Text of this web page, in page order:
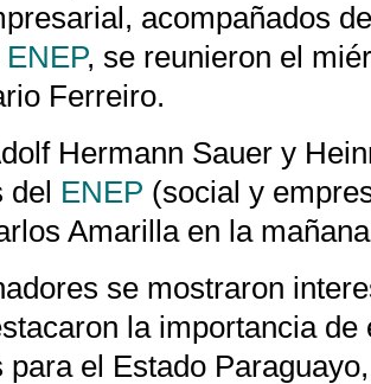
acompañados
ENEP, se reunieron el
Ferreiro.
Hermann Sauer y
del ENEP (social y
Amarilla en la
se mostraron
la importancia
para el Estado